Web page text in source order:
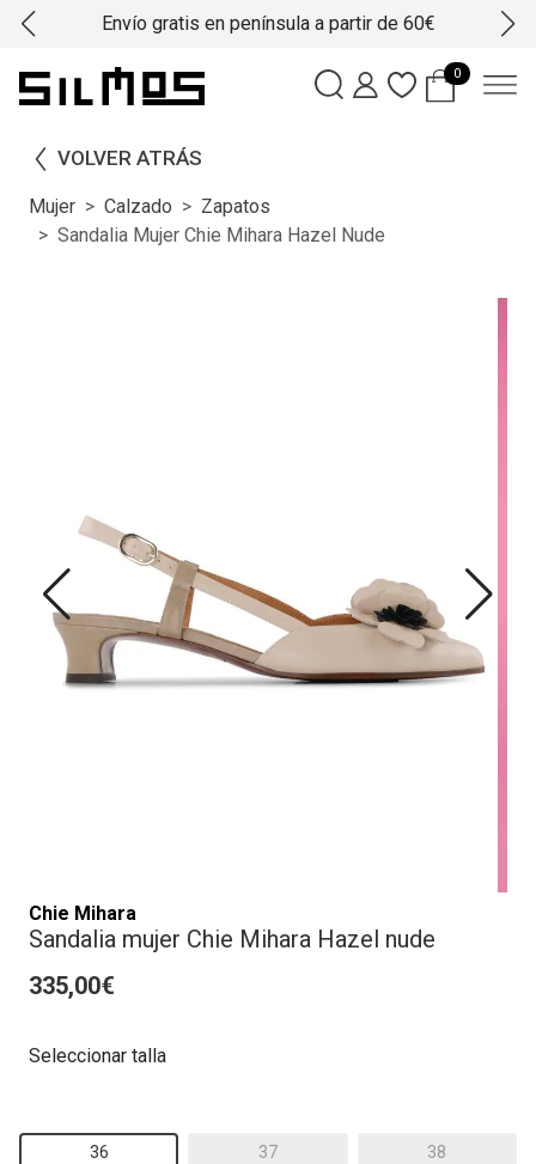
Envío gratis en península a partir de 60€
0
VOLVER ATRÁS
Mujer Calzado
Zapatos
Sandalia Mujer Chie Mihara Hazel Nude
Chie Mihara
Sandalia mujer Chie Mihara Hazel nude
335,00€
Seleccionar talla
36 37 38